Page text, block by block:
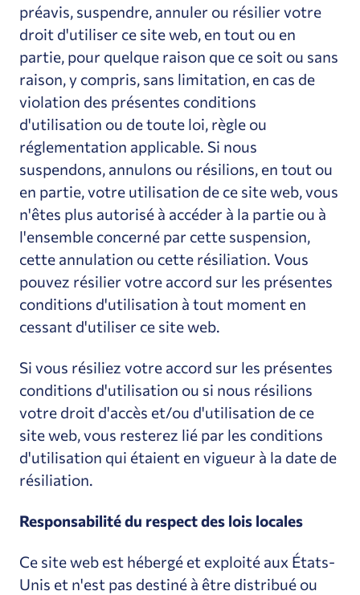
préavis, suspendre, annuler ou résilier votre
droit d'utiliser ce site web, en tout ou en
partie, pour quelque raison que ce soit ou sans
raison, y compris, sans limitation, en cas de
violation des présentes conditions
d'utilisation ou de toute loi, règle ou
réglementation applicable. Si nous
suspendons, annulons ou résilions, en tout ou
en partie, votre utilisation de ce site web, vous
n'êtes plus autorisé à accéder à la partie ou à
l'ensemble concerné par cette suspension,
cette annulation ou cette résiliation. Vous
pouvez résilier votre accord sur les présentes
conditions d'utilisation à tout moment en
cessant d'utiliser ce site web.
Si vous résiliez votre accord sur les présentes
conditions d'utilisation ou si nous résilions
votre droit d'accès et/ou d'utilisation de ce
site web, vous resterez lié par les conditions
d'utilisation qui étaient en vigueur à la date de
résiliation.
Responsabilité du respect des lois locales
Ce site web est hébergé et exploité aux États-
Unis et n'est pas destiné à être distribué ou